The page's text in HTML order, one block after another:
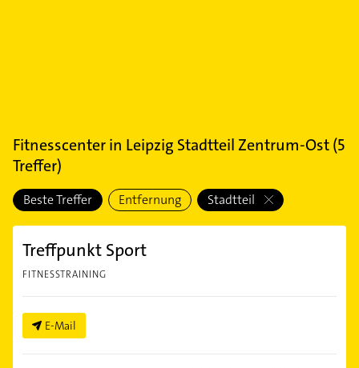
Fitnesscenterin Leipzig Stadtteil Zentrum-Ost(5
Treffer)
Beste Treffer Entfernung Stadtteil
Treffpunkt Sport
FITNESSTRAINING
E-Mail